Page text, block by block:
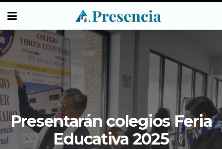
Presentarán colegios Feria
Educativa 2025